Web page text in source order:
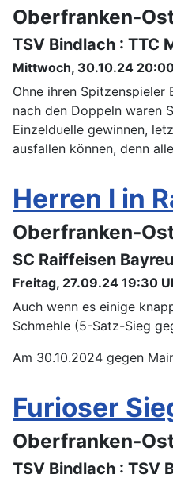
Oberfranken-
TSV Bindlach : TTC
Mittwoch, 30.10.24
Ohne ihren Spitzenspieler
nach den Doppeln waren
Einzelduelle gewinnen,
ausfallen können, denn
Herren I in
Oberfranken-
SC Raiffeisen
Freitag, 27.09.24 19:30
Auch wenn es einige
Schmehle (5-Satz-Sieg
Am 30.10.2024 gegen
Furioser
Oberfranken-
TSV Bindlach : TSV